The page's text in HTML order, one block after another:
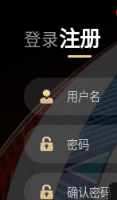
登录注册